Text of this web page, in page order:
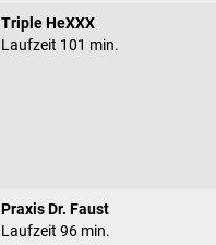
Triple HeXXX
Laufzeit 101 min.
Praxis Dr. Faust
Laufzeit 96 min.